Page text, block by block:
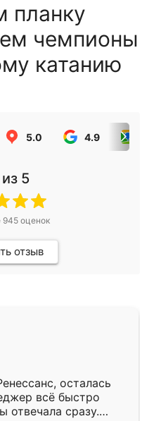
планку
чемпионы
катанию
5.0 4.9
из 5
945оценок
отзыв
осталась
всё быстро
отвечала сразу.